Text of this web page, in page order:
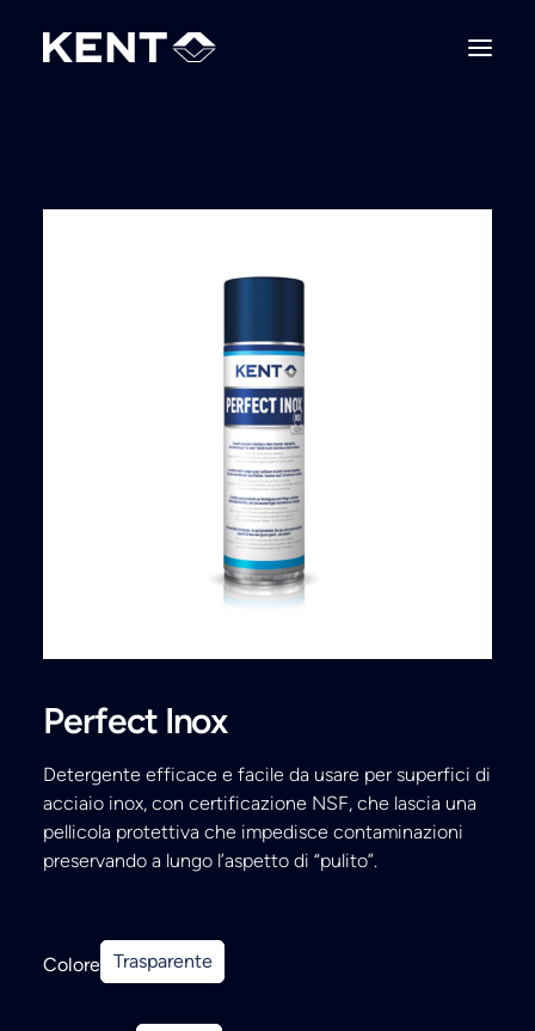
Perfect Inox
Detergente efficace e facile da usare per superfici di
acciaio inox, con certificazione NSF, che lascia una
pellicola protettiva che impedisce contaminazioni
preservando a lungo l’aspetto di “pulito”.
Colore Trasparente